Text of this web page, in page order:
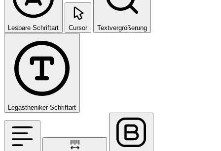
Lesbare Schriftart Cursor Textvergrößerung
Legastheniker-Schriftart